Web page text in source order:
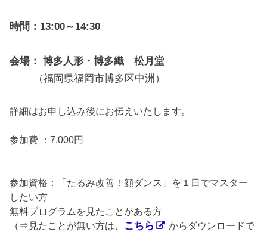
時間：13:00～14:30
会場： 博多人形・博多織 松月堂
（福岡県福岡市博多区中洲）
詳細はお申し込み後にお伝えいたします。
参加費 ：7,000円
参加資格：「たるみ改善！顔ダンス」を１日でマスター
したい方
無料プログラムを見たことがある方
（⇒見たことが無い方は、 こちら
からダウンロードで